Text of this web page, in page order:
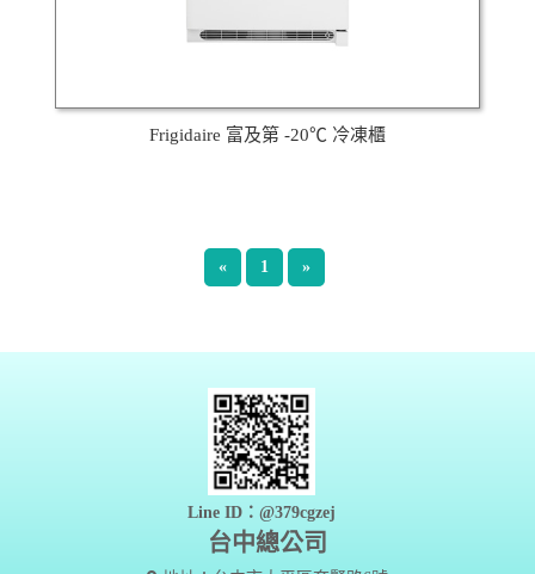
Frigidaire 富及第 -20℃ 冷凍櫃
« 1 »
Line ID：@379cgzej
台中總公司